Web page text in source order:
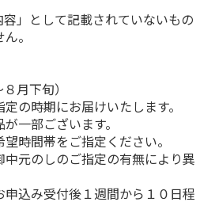
」として記載されていないもの
ん。
月下旬）
の時期にお届けいたします。
一部ございます。
時間帯をご指定ください。
元のしのご指定の有無により異
申込み受付後１週間から１０日程